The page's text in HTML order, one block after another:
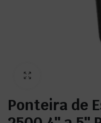
Ponteira de